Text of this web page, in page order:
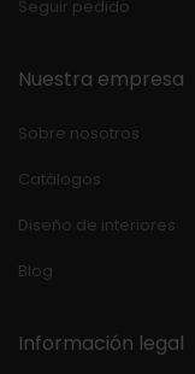
Seguir pedido
Nuestra empresa
Sobre nosotros
Catálogos
Diseño de interiores
Blog
Información legal